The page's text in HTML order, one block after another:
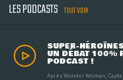
LES PODCASTS TOUT VOIR
SUPER-
UN DÉBAT 100%
PODCAST !
Après Wonder Woman,